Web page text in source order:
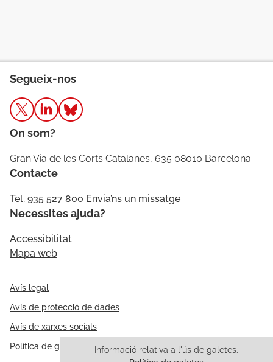
Informació relativa a l'ús de galetes.
Segueix-nos
On som?
Gran Via de les Corts Catalanes, 635 08010 Barcelona
Contacte
Tel. 935 527 800 Envia’ns un missatge
Necessites ajuda?
Accessibilitat
Mapa web
Avís legal
Avís de protecció de dades
Avís de xarxes socials
Política de galetes